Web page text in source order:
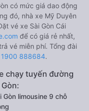
có mức giá dao động
đó, nhà xe Mỹ Duyên
vé xe Sài Gòn Cái
để có giá rẻ nhất,
vé miễn phí. Tổng đài
1900 888684.
chạy tuyến đường
Gòn limousine 9 chỗ